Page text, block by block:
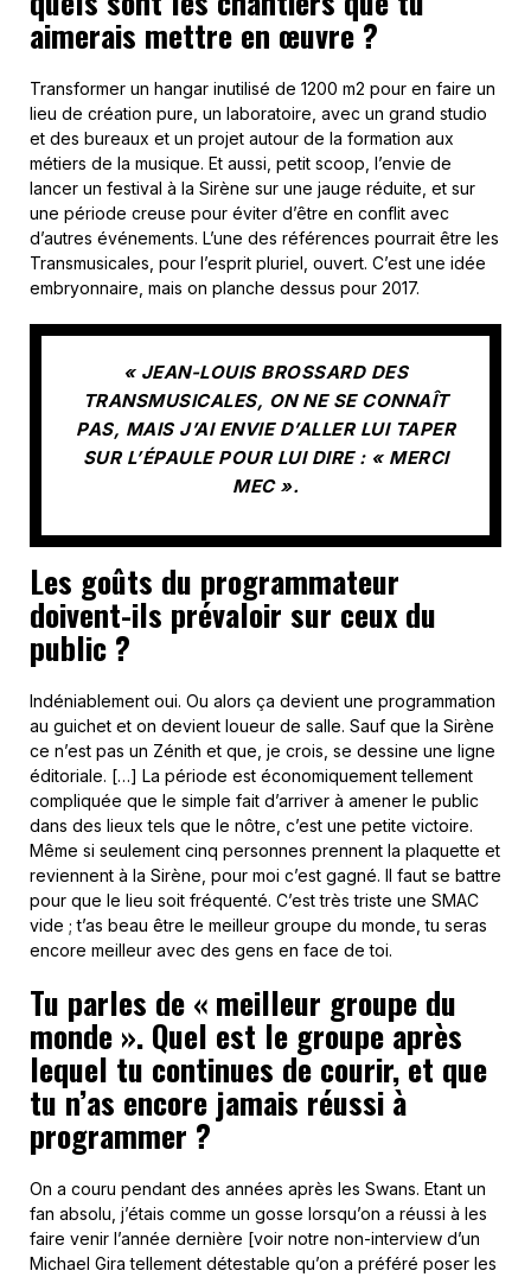
aimerais mettre en œuvre ?
Transformer un hangar inutilisé de 1200 m2 pour en faire un
lieu de création pure, un laboratoire, avec un grand studio
et des bureaux et un projet autour de la formation aux
métiers de la musique. Et aussi, petit scoop, l’envie de
lancer un festival à la Sirène sur une jauge réduite, et sur
une période creuse pour éviter d’être en conflit avec
d’autres événements. L’une des références pourrait être les
Transmusicales, pour l’esprit pluriel, ouvert. C’est une idée
embryonnaire, mais on planche dessus pour 2017.
« JEAN-LOUIS BROSSARD DES
TRANSMUSICALES, ON NE SE CONNAÎT
PAS, MAIS J’AI ENVIE D’ALLER LUI TAPER
SUR L’ÉPAULE POUR LUI DIRE : « MERCI
MEC ».
Les goûts du programmateur
doivent-ils prévaloir sur ceux du
public ?
Indéniablement oui. Ou alors ça devient une programmation
au guichet et on devient loueur de salle. Sauf que la Sirène
ce n’est pas un Zénith et que, je crois, se dessine une ligne
éditoriale. […] La période est économiquement tellement
compliquée que le simple fait d’arriver à amener le public
dans des lieux tels que le nôtre, c’est une petite victoire.
Même si seulement cinq personnes prennent la plaquette et
reviennent à la Sirène, pour moi c’est gagné. Il faut se battre
pour que le lieu soit fréquenté. C’est très triste une SMAC
vide ; t’as beau être le meilleur groupe du monde, tu seras
encore meilleur avec des gens en face de toi.
Tu parles de « meilleur groupe du
monde ». Quel est le groupe après
lequel tu continues de courir, et que
tu n’as encore jamais réussi à
programmer ?
On a couru pendant des années après les Swans. Etant un
fan absolu, j’étais comme un gosse lorsqu’on a réussi à les
faire venir l’année dernière [voir notre non-interview d’un
Michael Gira tellement détestable qu’on a préféré poser les